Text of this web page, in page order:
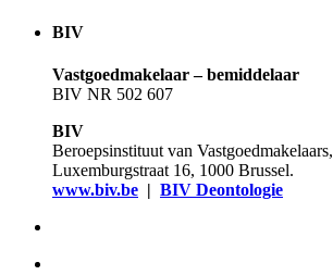
BIV
Vastgoedmakelaar – bemiddelaar
BIV NR 502 607
BIV
Beroepsinstituut van Vastgoedmakelaars,
Luxemburgstraat 16, 1000 Brussel.
www.biv.be | BIV Deontologie